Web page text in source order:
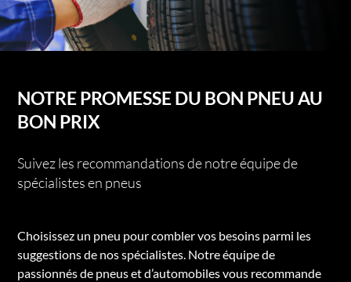
NOTRE PROMESSE DU BON PNEU AU
BON PRIX
Suivez les recommandations de notre équipe de
spécialistes en pneus
Choisissez un pneu pour combler vos besoins parmi les
suggestions de nos spécialistes. Notre équipe de
passionnés de pneus et d’automobiles vous recommande